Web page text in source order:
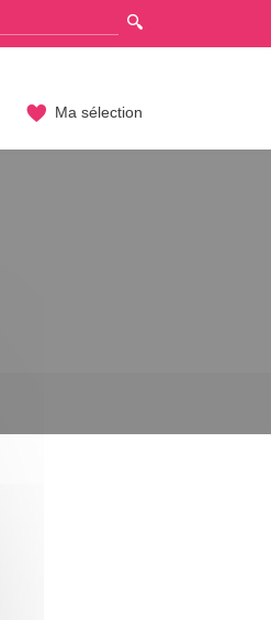
Ma sélection